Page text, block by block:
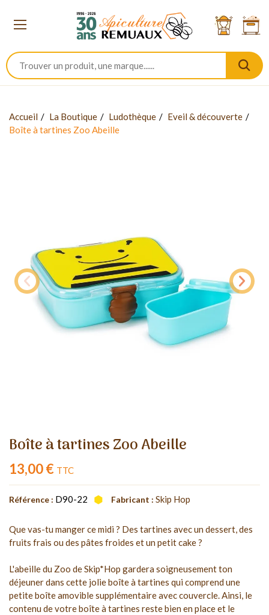
Accueil La Boutique Ludothèque
Eveil & découverte
Boîte à tartines Zoo Abeille
Boîte à tartines Zoo Abeille
13,00 € TTC
Référence : D90-22 Fabricant : Skip Hop
Que vas-tu manger ce midi ? Des tartines avec un dessert, des
fruits frais ou des pâtes froides et un petit cake ?
L'abeille du Zoo de Skip*Hop gardera soigneusement ton
déjeuner dans cette jolie boîte à tartines qui comprend une
petite boîte amovible supplémentaire avec couvercle. Ainsi, le
contenu de votre boîte à tartines reste bien en place et le